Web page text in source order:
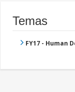
Temas
FY17 - Human